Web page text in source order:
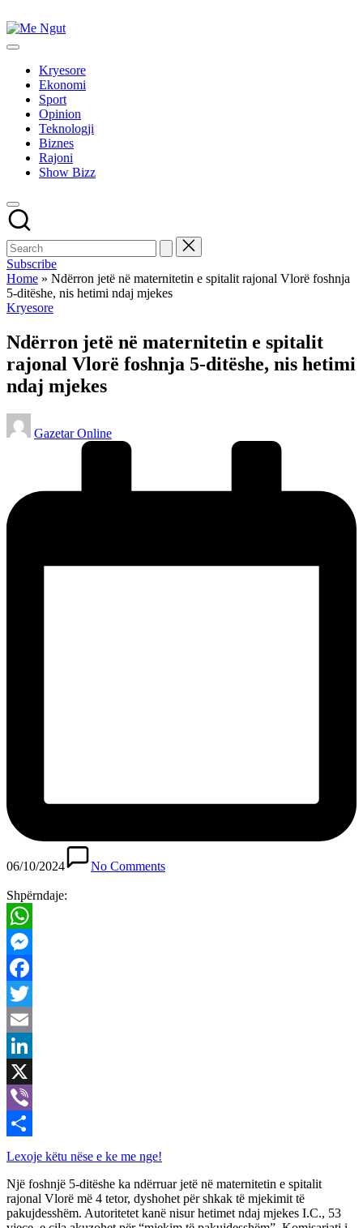
to
content
Me
Këtu
lajmet
ngut
Kryesore
Ekonomi
Sport
Opinion
Teknologji
Biznes
Rajoni
Show Bizz
Subscribe
Home » Ndërron jetë në maternitetin e spitalit rajonal Vlorë foshnja
5-ditëshe, nis hetimi ndaj mjekes
Posted
Kryesore
Ndërron jetë në maternitetin e spitalit
rajonal Vlorë foshnja 5-ditëshe, nis hetimi
ndaj mjekes
Posted
by
Gazetar Online
06/10/2024 No Comments
Shpërndaje:
WhatsApp
Messenger
Facebook
Twitter
Email
LinkedIn
X
Viber
Share
Lexoje këtu nëse e ke me nge!
Një foshnjë 5-ditëshe ka ndërruar jetë në maternitetin e spitalit
rajonal Vlorë më 4 tetor, dyshohet për shkak të mjekimit të
pakujdesshëm. Autoritetet kanë nisur hetimet ndaj mjekes I.C., 53